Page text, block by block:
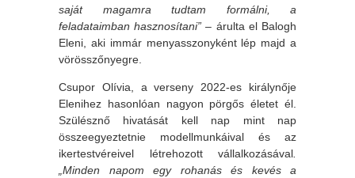
saját magamra tudtam formálni, a
feladataimban hasznosítani” – árulta el Balogh
Eleni, aki immár menyasszonyként lép majd a
vörösszőnyegre.
Csupor Olívia, a verseny 2022-es királynője
Elenihez hasonlóan nagyon pörgős életet él.
Szülésznő hivatását kell nap mint nap
összeegyeztetnie modellmunkáival és az
ikertestvéreivel létrehozott vállalkozásával
„Minden napom egy rohanás és kevés a